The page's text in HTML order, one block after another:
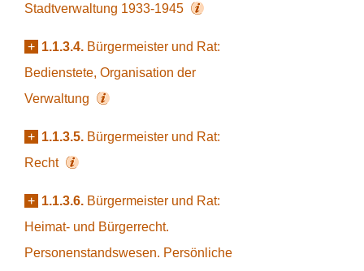
Stadtverwaltung 1933-1945
+ 1.1.3.4. Bürgermeister und Rat:
Bedienstete, Organisation der
Verwaltung
+ 1.1.3.5. Bürgermeister und Rat:
Recht
+ 1.1.3.6. Bürgermeister und Rat:
Heimat- und Bürgerrecht.
Personenstandswesen. Persönliche